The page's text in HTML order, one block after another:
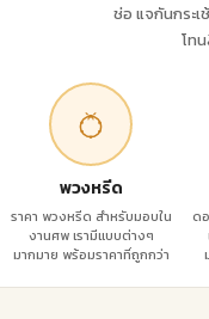
ช่อ แจกันกระ
โท
พวงหรีด
ราคา พวงหรีด สำหรับมอบใน
งานศพ เรามีแบบต่างๆ
มากมาย พร้อมราคาที่ถูกกว่า
ด